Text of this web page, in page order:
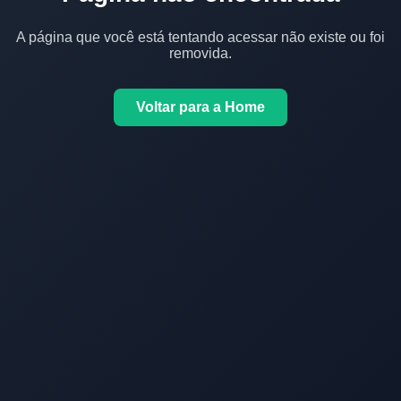
A página que você está tentando acessar não existe ou foi
removida.
Voltar para a Home